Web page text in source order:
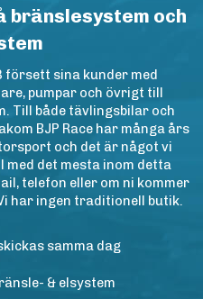
bränslesystem och
försett sina kunder med
pumpar och övrigt till
Till både tävlingsbilar och
BJP Race har många års
och det är något vi
med det mesta inom detta
telefon eller om ni kommer
har ingen traditionell butik.
samma dag
& elsystem